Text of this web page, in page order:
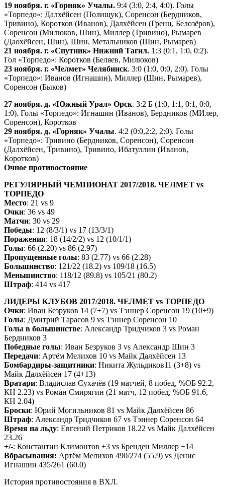
19 ноября. г. «Горняк» Учалы. 9:4 (3:0, 2:4, 4:0). Голы
«Торпедо»: Далхёйсен (Полищук), Соренсон (Бердников,
Тривино), Коротков (Иванов), Далхёйсен (Гренц, Белозёров),
Соренсон (Милюков, Шин), Миллер (Тривино), Рымарев
(Даохёйсен, Шин), Шин, Метальников (Шин, Рымарев)
21 ноября. г. «Спутник» Нижний Тагил. 1:3 (0:1, 1:0, 0:2).
Гол «Торпедо»: Коротков (Беляев, Милюков)
23 ноября. г. «Челмет» Челябинск. 3:0 (1:0, 0:0, 2:0). Голы
«Торпедо»: Иванов (Игнашин), Миллер (Шин, Рымарев),
Соренсон (Быков)
27 ноября. д. «Южный Урал» Орск. 3:2 Б (1:0, 1:1, 0:1, 0:0,
1:0). Голы «Торпедо»: Игнашин (Иванов), Бердников (МИлер,
Соренсон), Коротков
29 ноября. д. «Горняк» Учалы. 4:2 (0:0,2:2, 2:0). Голы
«Торпедо»: Тривино (Бердников, Соренсон), Соренсон
(Далхёйсен, Тривино), Тривино, Ибатуллин (Иванов,
Коротков)
Очное противостояние
РЕГУЛЯРНЫЙ ЧЕМПИОНАТ 2017/2018. ЧЕЛМЕТ vs
ТОРПЕДО
Место: 21 vs 9
Очки: 36 vs 49
Матчи: 30 vs 29
Победы: 12 (8/3/1) vs 17 (13/3/1)
Поражения: 18 (14/2/2) vs 12 (10/1/1)
Голы: 66 (2.20) vs 86 (2.97)
Пропущенные голы: 83 (2.77) vs 66 (2.28)
Большинство: 121/22 (18.2) vs 109/18 (16.5)
Меньшинство: 118/12 (89.8) vs 105/21 (80.2)
Штраф: 414 vs 417
ЛИДЕРЫ КЛУБОВ 2017/2018. ЧЕЛМЕТ vs ТОРПЕДО
Очки: Иван Безруков 14 (7+7) vs Тэннер Соренсон 19 (10+9)
Голы: Дмитрий Тарасов 9 vs Тэннер Соренсон 10
Голы в большинстве: Александр Тридчиков 3 vs Роман
Бердников 3
Победные голы: Иван Безруков 3 vs Александр Шин 3
Передачи: Артём Мелихов 10 vs Майк Далхёйсен 13
Бомбардиры-защитники: Никита Жульдиков11 (3+8) vs
Майк Далхёйсен 17 (4+13)
Вратари: Владислав Сухачёв (19 матчей, 8 побед, %ОБ 92.2,
КН 2.23) vs Роман Смирягин (21 матч, 12 побед, %ОБ 91.6,
КН 2.04)
Броски: Юрий Могильников 81 vs Майк Далхёйсен 86
Штраф: Александр Тридчиков 67 vs Тэннер Соренсон 64
Время на льду: Евгений Петриков 18.22 vs Майк Далхёйсен
23.26
+/-: Константин Климонтов +3 vs Бренден Миллер +14
Вбрасывания: Артём Мелихов 490/274 (55.9) vs Денис
Игнашин 435/261 (60.0)
История противостояния в ВХЛ.